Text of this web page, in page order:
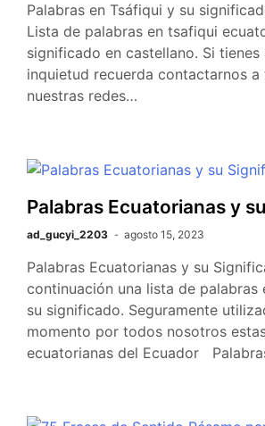
Palabras en Tsáfiqui y su
Lista de palabras en tsafiqui
significado en castellano. Si tienes
inquietud recuerda contactarnos a
nuestras redes…
Palabras Ecuatorianas y
ad_gucyi_2203 agosto 15, 2023
Palabras Ecuatorianas y su
continuación una lista de palabras
su significado. Seguramente
momento por todos nosotros
ecuatorianas del Ecuador